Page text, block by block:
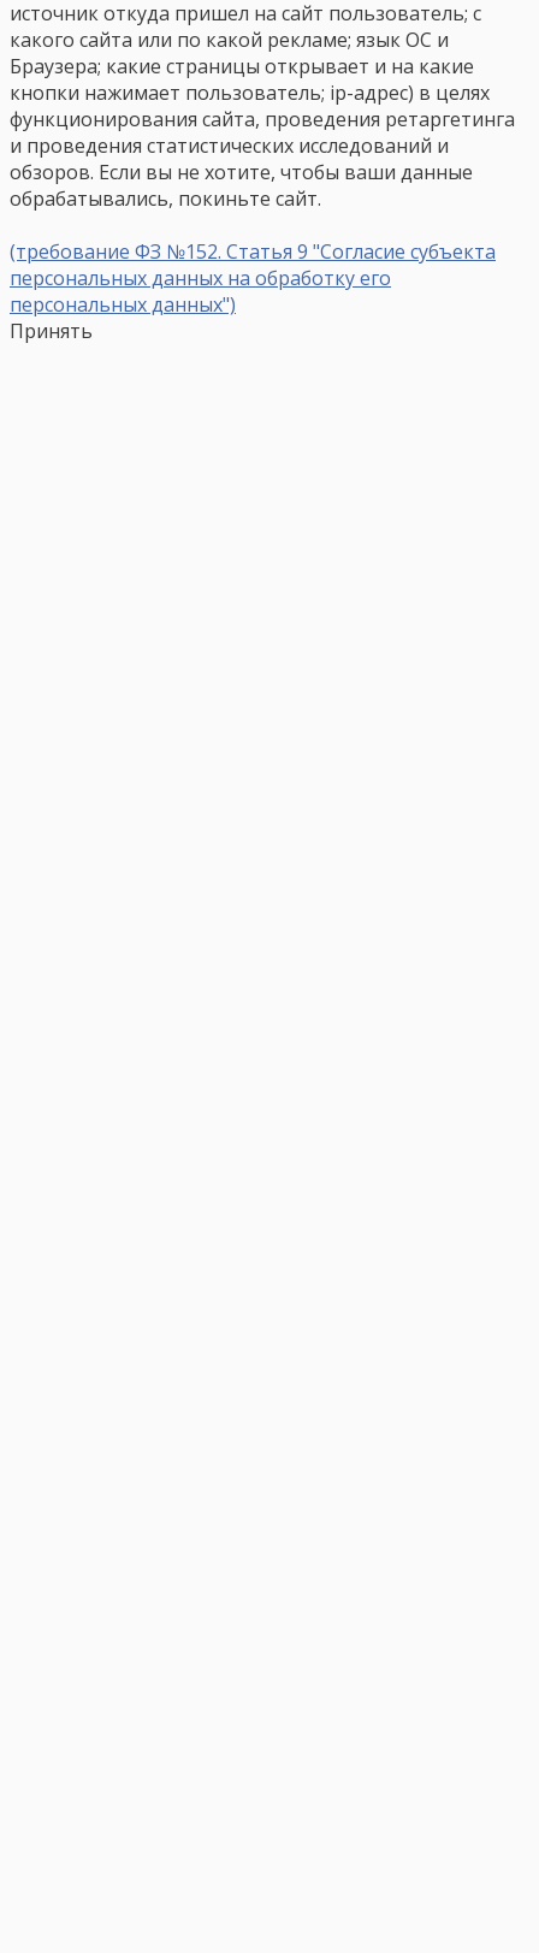
источник откуда пришел на сайт пользователь; с
какого сайта или по какой рекламе; язык ОС и
Браузера; какие страницы открывает и на какие
кнопки нажимает пользователь; ip-адрес) в целях
функционирования сайта, проведения ретаргетинга
и проведения статистических исследований и
обзоров. Если вы не хотите, чтобы ваши данные
обрабатывались, покиньте сайт.
(требование ФЗ №152. Статья 9 "Согласие субъекта
персональных данных на обработку его
персональных данных")
Принять